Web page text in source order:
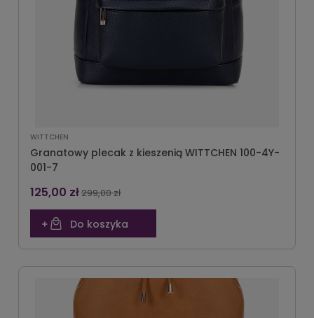
WITTCHEN
Granatowy plecak z kieszenią WITTCHEN 100-4Y-
001-7
125,00 zł299,00 zł
Do koszyka